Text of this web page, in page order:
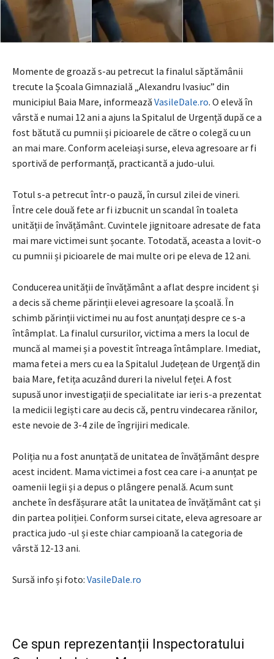
Momente de groază s-au petrecut la finalul săptămânii
trecute la Școala Gimnazială „Alexandru Ivasiuc” din
municipiul Baia Mare, informează VasileDale.ro. O elevă în
vârstă e numai 12 ani a ajuns la Spitalul de Urgență după ce a
fost bătută cu pumnii și picioarele de către o colegă cu un
an mai mare. Conform aceleiași surse, eleva agresoare ar fi
sportivă de performanță, practicantă a judo-ului.
Totul s-a petrecut într-o pauză, în cursul zilei de vineri.
Între cele două fete ar fi izbucnit un scandal în toaleta
unității de învățământ. Cuvintele jignitoare adresate de fata
mai mare victimei sunt șocante. Totodată, aceasta a lovit-o
cu pumnii și picioarele de mai multe ori pe eleva de 12 ani.
Conducerea unității de învățământ a aflat despre incident și
a decis să cheme părinții elevei agresoare la școală. În
schimb părinții victimei nu au fost anunțați despre ce s-a
întâmplat. La finalul cursurilor, victima a mers la locul de
muncă al mamei și a povestit întreaga întâmplare. Imediat,
mama fetei a mers cu ea la Spitalul Județean de Urgență din
baia Mare, fetița acuzând dureri la nivelul feței. A fost
supusă unor investigații de specialitate iar ieri s-a prezentat
la medicii legiști care au decis că, pentru vindecarea rănilor,
este nevoie de 3-4 zile de îngrijiri medicale.
Poliția nu a fost anunțată de unitatea de învățământ despre
acest incident. Mama victimei a fost cea care i-a anunțat pe
oamenii legii și a depus o plângere penală. Acum sunt
anchete în desfășurare atât la unitatea de învățământ cat și
din partea poliției. Conform sursei citate, eleva agresoare ar
practica judo -ul și este chiar campioană la categoria de
vârstă 12-13 ani.
Sursă info și foto: VasileDale.ro
Ce spun reprezentanții Inspectoratului